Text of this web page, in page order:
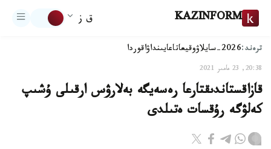
KAZINFORM ق ز
ترەند:2026-سايلاۋ وقيعاتاعايىنداۋاقوردا
20:38, 23 مامىر 2021
قازاقستاندىقتارعا رەسەيگە بەلارۋس ارقىلى ۇشىپ
كەلۋگە رۇقسات ەتىلدى